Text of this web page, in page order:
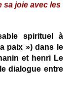
sa joie avec les
spirituel à
paix ») dans le
et henri Le
dialogue entre